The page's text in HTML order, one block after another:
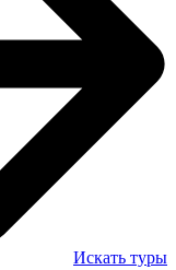
Искать туры